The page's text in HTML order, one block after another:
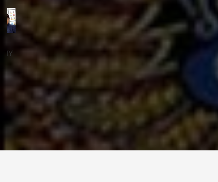
ꦱꦼꦏꦽꦠꦫꦶꦪꦠ꧀
ꦧꦶꦤ꧀ꦠꦫꦤ꧀ꦮꦺꦠꦤ꧀ꦱꦿꦶꦩꦸꦭ꧀ꦚꦥꦶꦪꦸꦁ
ꦔꦤ꧀ꦧꦤ꧀ꦠꦸꦭ꧀ꦪꦺꦴꦒ꧀ꦚꦏꦂꦠ
Bintaran Wetan 06 Kalurahan Srimulyo, Kapanewon Piyungan, Kab. Bantul,
Daerah Istimewa Yogyakarta 55792